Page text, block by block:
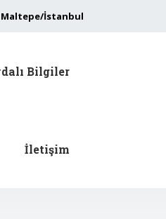
Maltepe/İstanbul
Bilgiler
İletişim